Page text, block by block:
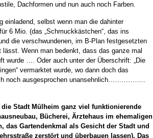
Dachformen und nun auch noch Farben.
einladend, selbst wenn man die dahinter
6 Mio. (das „Schmuckkästchen“, das ins
die verschwundenen, im B-Plan festgesetzten
lässt. Wenn man bedenkt, dass das ganze mal
wurde …. Oder auch unter der Überschrift: „Die
vermarktet wurde, wo dann doch das
noch ausgesprochen unansehnlich……………..
Stadt Mülheim ganz viel funktionierende
Bücherei, Ärztehaus im ehemaligen
das Gartendenkmal als Gesicht der Stadt und
zerstört und überbauen lassen). Das